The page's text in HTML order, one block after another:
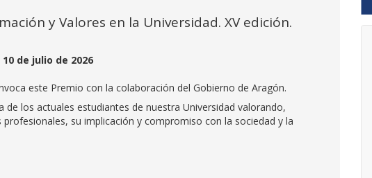
y Valores en la Universidad. XV edición.
de julio de 2026
este Premio con la colaboración del Gobierno de Aragón.
los actuales estudiantes de nuestra Universidad valorando,
su implicación y compromiso con la sociedad y la